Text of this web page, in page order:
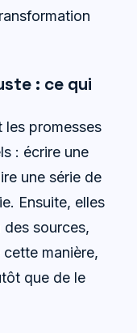
: ce qui
promesses
: écrire une
une série de
Ensuite, elles
sources,
manière,
que de le